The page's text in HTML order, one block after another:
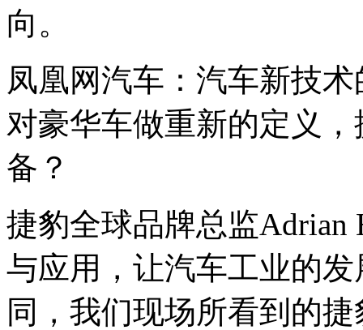
向。
凤凰网汽车：汽车新技
对豪华车做重新的定义，
备？
捷豹全球品牌总监Adrian
与应用，让汽车工业的
同，我们现场所看到的